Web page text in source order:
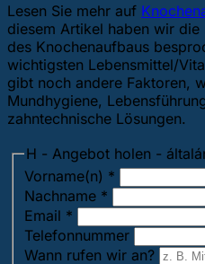
Lesen Sie mehr auf
diesem Artikel haben wir
des Knochenaufbaus
wichtigsten Lebensmittel/
gibt noch andere Faktoren,
Mundhygiene,
zahntechnische Lösungen.
H - Angebot holen -
Vorname(n) *
Nachname *
Email *
Telefonnummer
Wann rufen wir an?